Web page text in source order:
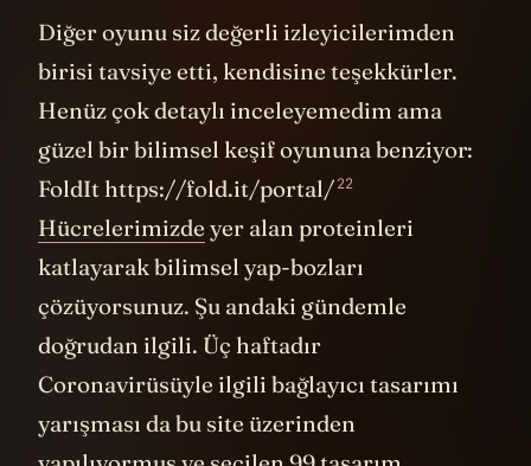
Diğer oyunu siz değerli izleyicilerimden
birisi tavsiye etti, kendisine teşekkürler.
Henüz çok detaylı inceleyemedim ama
güzel bir bilimsel keşif oyununa benziyor:
FoldIt https://fold.it/portal/22
Hücrelerimizde yer alan proteinleri
katlayarak bilimsel yap-bozları
çözüyorsunuz. Şu andaki gündemle
doğrudan ilgili. Üç haftadır
Coronavirüsüyle ilgili bağlayıcı tasarımı
yarışması da bu site üzerinden